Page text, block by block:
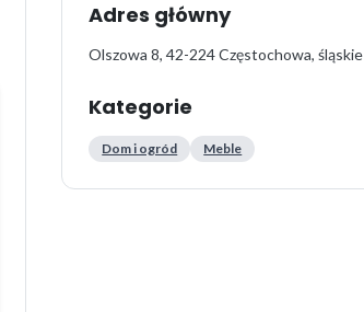
Adres główny
Olszowa 8, 42-224 Częstochowa, śląskie
Kategorie
Dom i ogród Meble